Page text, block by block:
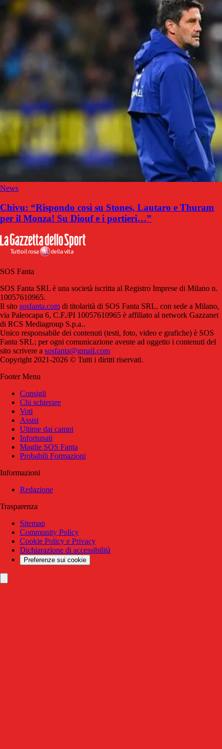
News
Chivu: “Rispondo così su Stones, Lautaro e Thuram
per il Monza! Su Diouf e i portieri…”
SOS Fanta
SOS Fanta SRL è una società iscritta al Registro Imprese di Milano n.
10057610965.
Il sito sosfanta.com di titolarità di SOS Fanta SRL, con sede a Milano,
via Paleocapa 6, C.F./PI 10057610965 è affiliato al network Gazzanet
di RCS Mediagroup S.p.a..
Unico responsabile dei contenuti (testi, foto, video e grafiche) è SOS
Fanta SRL; per ogni comunicazione avente ad oggetto i contenuti del
sito scrivere a sosfanta@gmail.com
Copyright 2021-2026 © Tutti i diritti riservati.
Footer Menu
Consigli
Chi schierare
Voti
Assist
Ultime dai campi
Infortunati
Maglie SOS Fanta
Probabili Formazioni
Informazioni
Redazione
Trasparenza
Sitemap
Community Policy
Cookie Policy e Privacy
Dichiarazione di accessibilità
Preferenze sui cookie